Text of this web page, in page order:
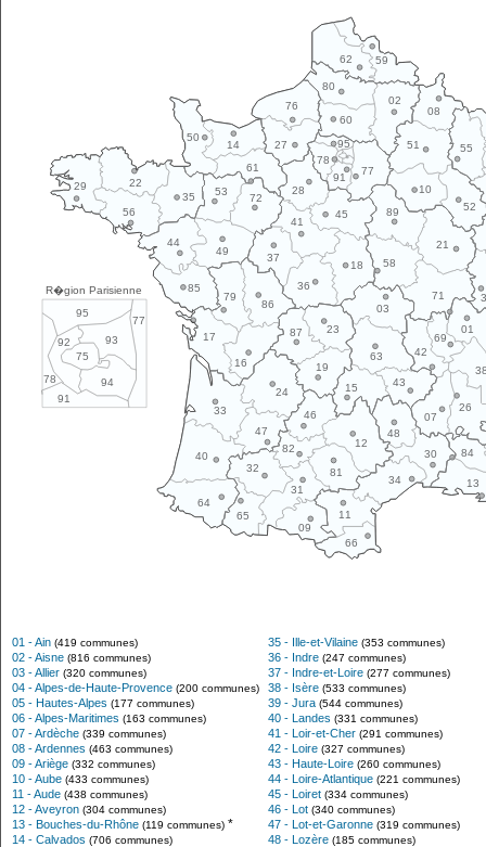
R�gion Parisienne
77
78
91
95
93
75
94
92
10
11
12
13
14
15
16
17
18
19
21
22
23
24
26
27
28
29
30
31
32
33
34
35
36
37
40
41
42
43
44
45
46
47
48
49
50
51
52
53
55
56
58
59
60
61
62
63
64
65
66
69
01
02
03
07
08
09
71
72
76
77
78
79
80
81
82 84
85
86
87
89
91
95
01 - Ain (419 communes)
02 - Aisne (816 communes)
03 - Allier (320 communes)
04 - Alpes-de-Haute-Provence (200 communes)
05 - Hautes-Alpes (177 communes)
06 - Alpes-Maritimes (163 communes)
07 - Ardèche (339 communes)
08 - Ardennes (463 communes)
09 - Ariège (332 communes)
10 - Aube (433 communes)
11 - Aude (438 communes)
12 - Aveyron (304 communes)
13 - Bouches-du-Rhône (119 communes) *
14 - Calvados (706 communes)
35 - Ille-et-Vilaine (353 communes)
36 - Indre (247 communes)
37 - Indre-et-Loire (277 communes)
38 - Isère (533 communes)
39 - Jura (544 communes)
40 - Landes (331 communes)
41 - Loir-et-Cher (291 communes)
42 - Loire (327 communes)
43 - Haute-Loire (260 communes)
44 - Loire-Atlantique (221 communes)
45 - Loiret (334 communes)
46 - Lot (340 communes)
47 - Lot-et-Garonne (319 communes)
48 - Lozère (185 communes)